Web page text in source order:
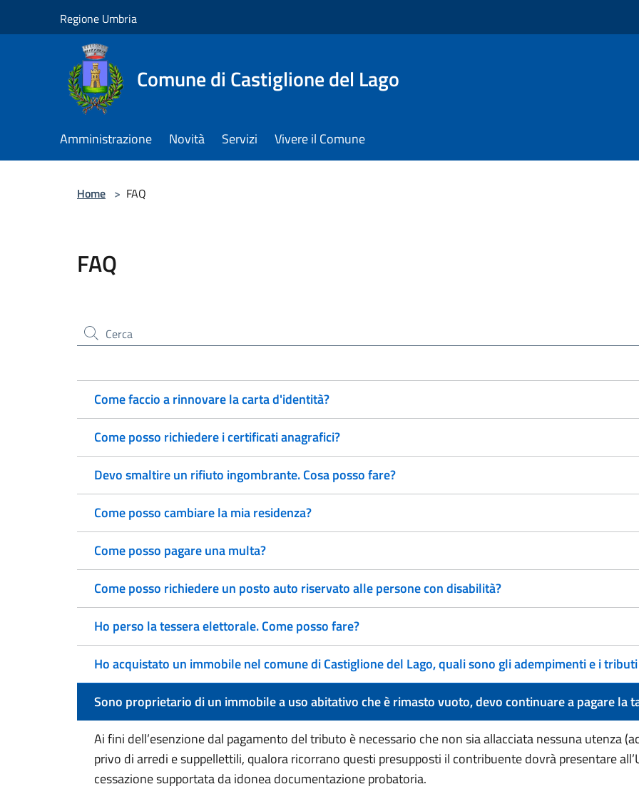
Regione Umbria
Comune di Castiglione del Lago
Amministrazione Novità Servizi Vivere il Comune
Home > FAQ
FAQ
Cerca nel sito
Come faccio a rinnovare la carta d'identità?
Come posso richiedere i certificati anagrafici?
Devo smaltire un rifiuto ingombrante. Cosa posso fare?
Come posso cambiare la mia residenza?
Come posso pagare una multa?
Come posso richiedere un posto auto riservato alle persone con disabilità?
Ho perso la tessera elettorale. Come posso fare?
Ho acquistato un immobile nel comune di Castiglione del Lago, quali sono gli adempimenti e i
Sono proprietario di un immobile a uso abitativo che è rimasto vuoto, devo continuare a pagare la
Ai fini dell’esenzione dal pagamento del tributo è necessario che non sia allacciata nessuna utenza
privo di arredi e suppellettili, qualora ricorrano questi presupposti il contribuente dovrà presentare
cessazione supportata da idonea documentazione probatoria.